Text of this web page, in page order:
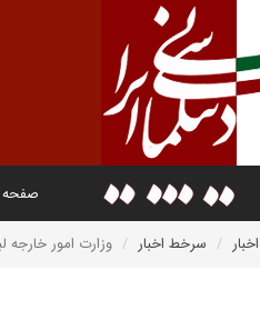
اخبار سرخط اخبار وزارت امور خارجه